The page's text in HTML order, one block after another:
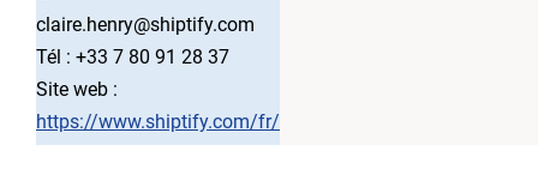
claire.henry@shiptify.com
Tél : +33 7 80 91 28 37
Site web :
https://www.shiptify.com/fr/